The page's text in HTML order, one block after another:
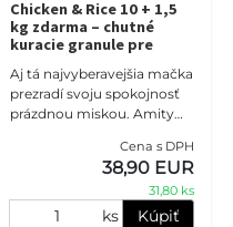
Chicken & Rice 10 + 1,5
kg zdarma – chutné
kuracie granule pre
dospelé macky
Aj tá najvyberavejšia mačka
prezradí svoju spokojnosť
prázdnou miskou. Amity
Rice 10 + 1,5 kg zdarma
prináša obľúbenú kurac
Cena s DPH
38,90 EUR
31,80 ks
ks Kúpiť